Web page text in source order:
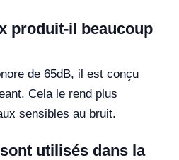
produit-il beaucoup
de 65dB, il est conçu
Cela le rend plus
sensibles au bruit.
utilisés dans la